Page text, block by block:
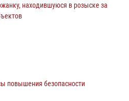
находившуюся в розыске за
«Поезда Победы» в
повышения безопасности